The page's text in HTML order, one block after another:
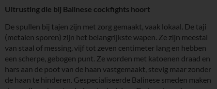
Uitrusting die bij Balinese cockfights hoort
De spullen bij tajen zijn met zorg gemaakt, vaak lokaal. De taji
(metalen sporen) zijn het belangrijkste wapen. Ze zijn meestal
van staal of messing, vijf tot zeven centimeter lang en hebben
een scherpe, gebogen punt. Ze worden met katoenen draad en
hars aan de poot van de haan vastgemaakt, stevig maar zonder
de haan te hinderen. Gespecialiseerde Balinese smeden maken